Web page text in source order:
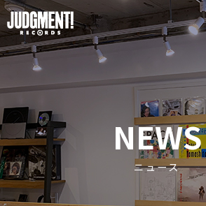
NEWS
ニュース